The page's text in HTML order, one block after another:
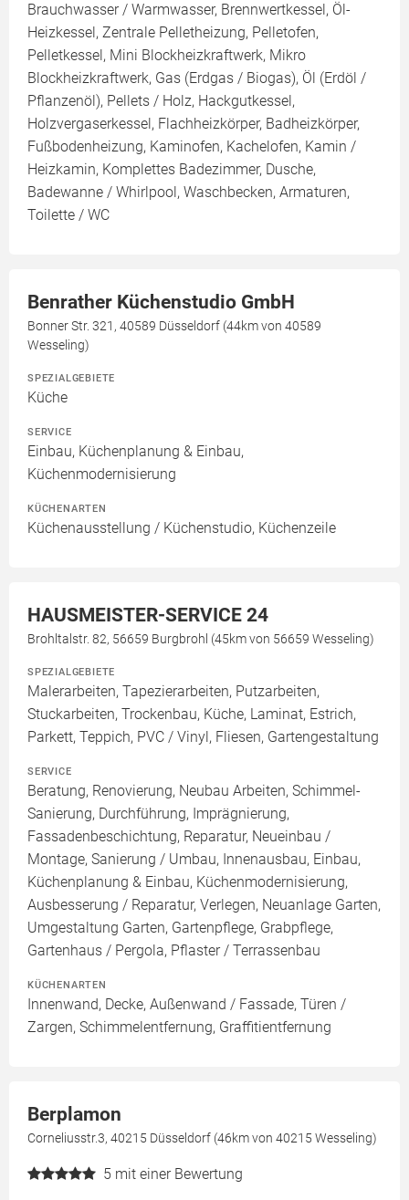
Brauchwasser / Warmwasser, Brennwertkessel, Öl-
Heizkessel, Zentrale Pelletheizung, Pelletofen,
Pelletkessel, Mini Blockheizkraftwerk, Mikro
Blockheizkraftwerk, Gas (Erdgas / Biogas), Öl (Erdöl /
Pflanzenöl), Pellets / Holz, Hackgutkessel,
Holzvergaserkessel, Flachheizkörper, Badheizkörper,
Fußbodenheizung, Kaminofen, Kachelofen, Kamin /
Heizkamin, Komplettes Badezimmer, Dusche,
Badewanne / Whirlpool, Waschbecken, Armaturen,
Toilette / WC
Benrather Küchenstudio GmbH
Bonner Str. 321, 40589 Düsseldorf (44km von 40589
Wesseling)
SPEZIALGEBIETE
Küche
SERVICE
Einbau, Küchenplanung & Einbau,
Küchenmodernisierung
KÜCHENARTEN
Küchenausstellung / Küchenstudio, Küchenzeile
HAUSMEISTER-SERVICE 24
Brohltalstr. 82, 56659 Burgbrohl (45km von 56659 Wesseling)
SPEZIALGEBIETE
Malerarbeiten, Tapezierarbeiten, Putzarbeiten,
Stuckarbeiten, Trockenbau, Küche, Laminat, Estrich,
Parkett, Teppich, PVC / Vinyl, Fliesen, Gartengestaltung
SERVICE
Beratung, Renovierung, Neubau Arbeiten, Schimmel-
Sanierung, Durchführung, Imprägnierung,
Fassadenbeschichtung, Reparatur, Neueinbau /
Montage, Sanierung / Umbau, Innenausbau, Einbau,
Küchenplanung & Einbau, Küchenmodernisierung,
Ausbesserung / Reparatur, Verlegen, Neuanlage Garten,
Umgestaltung Garten, Gartenpflege, Grabpflege,
Gartenhaus / Pergola, Pflaster / Terrassenbau
KÜCHENARTEN
Innenwand, Decke, Außenwand / Fassade, Türen /
Zargen, Schimmelentfernung, Graffitientfernung
Berplamon
Corneliusstr.3, 40215 Düsseldorf (46km von 40215 Wesseling)
5 mit einer Bewertung